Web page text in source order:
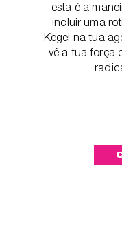
esta é a
incluir uma
Kegel na tua
vê a tua força